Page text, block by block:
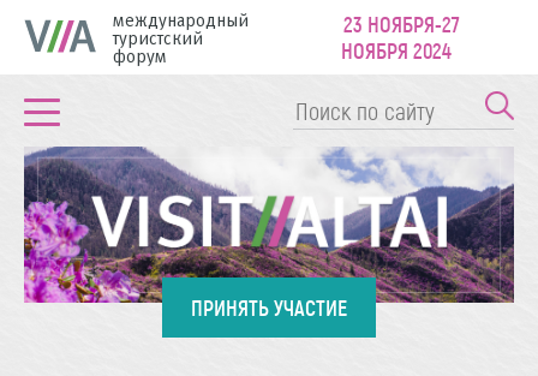
международный
туристский
форум
23 НОЯБРЯ-27
НОЯБРЯ 2024
ПРИНЯТЬ УЧАСТИЕ